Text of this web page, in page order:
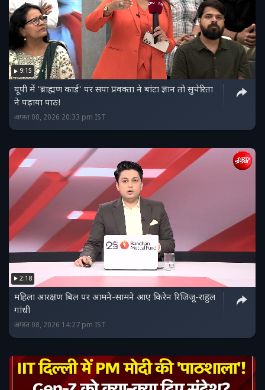
9:15
यूपी में 'ब्राह्मण कार्ड' पर सपा प्रवक्ता ने बांटा ज्ञान तो सुचेरिता
ने पढ़ाया पाठ!
अगस्त 08, 2026 20:33 pm IST
2:18
महिला आरक्षण बिल पर आमने-सामने आए किरेन रिजिजू-राहुल
गांधी
अगस्त 08, 2026 14:27 pm IST